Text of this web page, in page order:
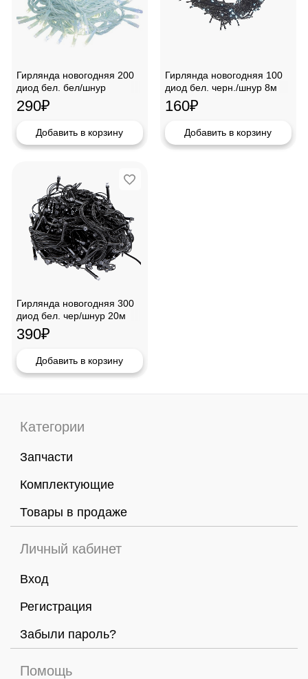
Гирлянда новогодняя 200
диод бел. бел/шнур
290₽
Добавить в корзину
Гирлянда новогодняя 100
диод бел. черн./шнур 8м
160₽
Добавить в корзину
Гирлянда новогодняя 300
диод бел. чер/шнур 20м
390₽
Добавить в корзину
Категории
Запчасти
Комплектующие
Товары в продаже
Личный кабинет
Вход
Регистрация
Забыли пароль?
Помощь